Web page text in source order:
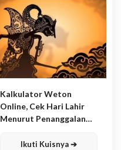
Kalkulator Weton
Online, Cek Hari Lahir
Menurut Penanggalan
Ikuti Kuisnya ➔